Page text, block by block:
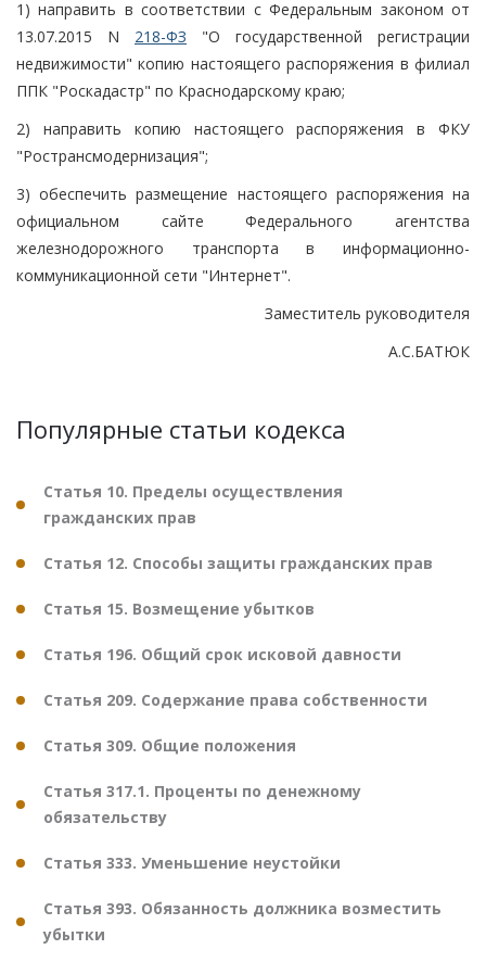
1) направить в соответствии с Федеральным законом от
13.07.2015 N 218-ФЗ "О государственной регистрации
недвижимости" копию настоящего распоряжения в филиал
ППК "Роскадастр" по Краснодарскому краю;
2) направить копию настоящего распоряжения в ФКУ
"Ространсмодернизация";
3) обеспечить размещение настоящего распоряжения на
официальном сайте Федерального агентства
железнодорожного транспорта в информационно-
коммуникационной сети "Интернет".
Заместитель руководителя
А.С.БАТЮК
Популярные статьи кодекса
Статья 10. Пределы осуществления
гражданских прав
Статья 12. Способы защиты гражданских прав
Статья 15. Возмещение убытков
Статья 196. Общий срок исковой давности
Статья 209. Содержание права собственности
Статья 309. Общие положения
Статья 317.1. Проценты по денежному
обязательству
Статья 333. Уменьшение неустойки
Статья 393. Обязанность должника возместить
убытки